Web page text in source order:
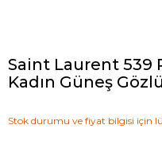
Saint Laurent 539
Kadın Güneş
Stok durumu ve fiyat bilgisi için